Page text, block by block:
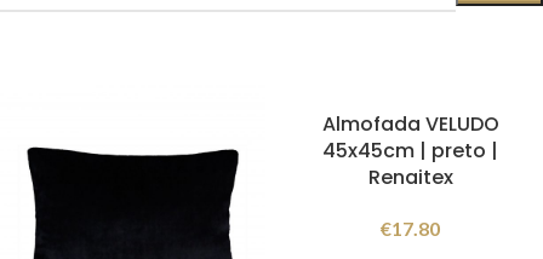
Almofada VELUDO
45x45cm | preto |
Renaitex
€17.80